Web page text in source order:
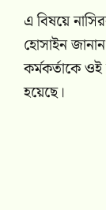
এ বিষয়ে
হোসাইন
কর্মকর্তাকে
হয়েছে।